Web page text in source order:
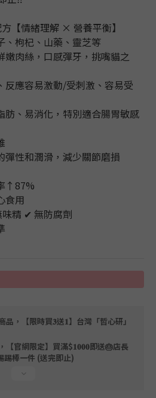
2
1
0
【情緒理解 × 營養平衡】
、枸杞、山藥、靈芝等
嫩肉絲，口感彈牙，挑嘴貓之
反應容易激動/受刺激、容易受
肪、易消化，特別適合腸胃敏感
彈性和潤滑，減少關節磨損
↑87%
食用
精 ✔ 無防腐劑
品，【限時買𝟑送𝟏】台灣「哲心研」
【官網限定】買滿$𝟏𝟎𝟎𝟎即送🎂店長
棒一件 (送完即止)